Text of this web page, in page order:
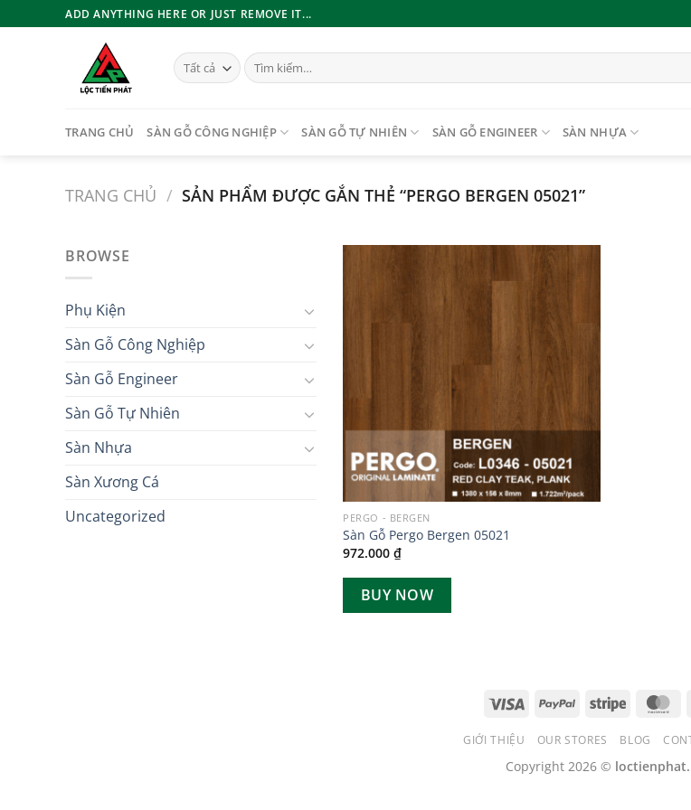
qua
ADD ANYTHING HERE OR JUST REMOVE IT...
Tìm
kiếm:
TRANG CHỦ SÀN GỖ CÔNG NGHIỆP SÀN GỖ TỰ NHIÊN SÀN GỖ ENGINEER SÀN NHỰA
TRANG CHỦ / SẢN PHẨM ĐƯỢC GẮN THẺ “PERGO BERGEN 05021”
BROWSE
Phụ Kiện
Sàn Gỗ Công Nghiệp
Sàn Gỗ Engineer
Sàn Gỗ Tự Nhiên
Sàn Nhựa
Sàn Xương Cá
Uncategorized
PERGO - BERGEN
Sàn Gỗ Pergo Bergen 05021
972.000₫
BUY NOW
GIỚI THIỆU OUR STORES BLOG
Copyright 2026 ©